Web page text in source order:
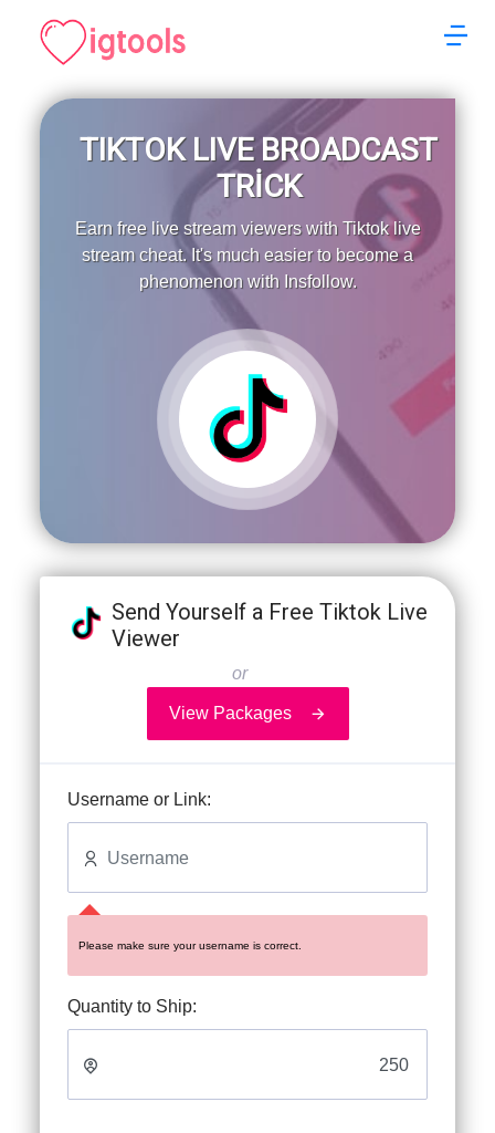
TIKTOK LIVE BROADCAST
TRİCK
Earn free live stream viewers with Tiktok live
stream cheat. It's much easier to become a
phenomenon with Insfollow.
Send Yourself a Free Tiktok Live
Viewer
or
View Packages
Username or Link:
Please make sure your username is correct.
Quantity to Ship: